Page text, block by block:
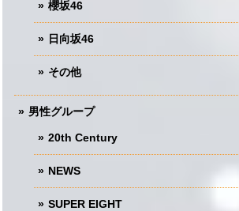
櫻坂46
日向坂46
その他
男性グループ
20th Century
NEWS
SUPER EIGHT